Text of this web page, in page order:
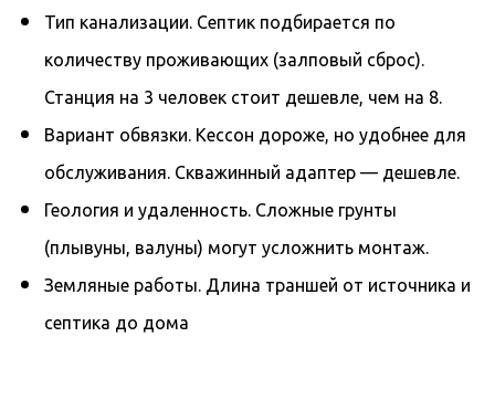
Тип канализации. Септик подбирается по
количеству проживающих (залповый сброс).
Станция на 3 человек стоит дешевле, чем на 8.
Вариант обвязки. Кессон дороже, но удобнее для
обслуживания. Скважинный адаптер — дешевле.
Геология и удаленность. Сложные грунты
(плывуны, валуны) могут усложнить монтаж.
Земляные работы. Длина траншей от источника и
септика до дома